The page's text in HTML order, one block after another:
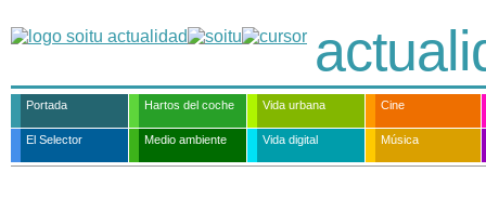
Portada Hartos del coche Vida urbana Cine
El Selector Medio ambiente Vida digital Música